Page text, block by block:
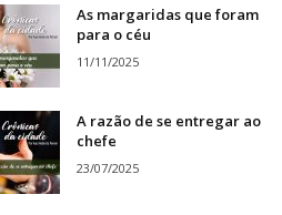
As margaridas que foram
para o céu
11/11/2025
A razão de se entregar ao
chefe
23/07/2025